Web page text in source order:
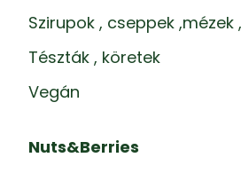
Szirupok , cseppek ,mézek
Tészták , köretek
Vegán
Nuts&Berries